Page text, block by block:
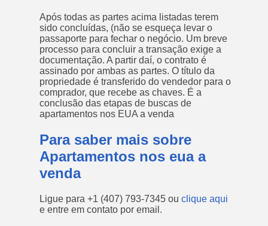
Após todas as partes acima listadas terem
sido concluídas, (não se esqueça levar o
passaporte para fechar o negócio. Um breve
processo para concluir a transação exige a
documentação. A partir daí, o contrato é
assinado por ambas as partes. O título da
propriedade é transferido do vendedor para o
comprador, que recebe as chaves. É a
conclusão das etapas de buscas de
apartamentos nos EUA a venda
Para saber mais sobre
Apartamentos nos eua a
venda
Ligue para +1 (407) 793-7345 ou clique aqui
e entre em contato por email.